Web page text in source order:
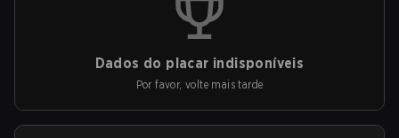
Dados do placar indisponíveis
Por favor, volte mais tarde